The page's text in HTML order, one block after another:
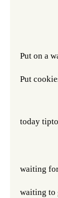
Put on a
Put
today
waiting
waiting to